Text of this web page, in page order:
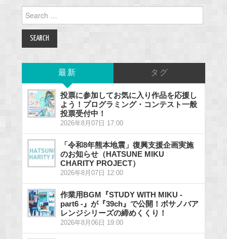
for:
最新 タグ
投票に参加してお気に入り作品を応援し
よう！プログラミング・コンテスト一般
投票受付中！
2026年8月07日 17:00
「令和8年熊本地震」復興支援企画実施
のお知らせ（HATSUNE MIKU
CHARITY PROJECT）
2026年8月07日 12:00
作業用BGM『STUDY WITH MIKU -
part6 -』が『39ch』で公開！ボサノバア
レンジシリーズの締めくくり！
2026年8月06日 19:00